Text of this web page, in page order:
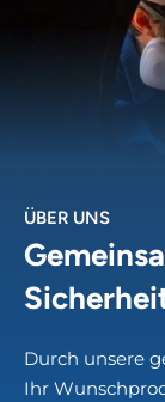
ÜBER UNS
Durch unsere
Ihr